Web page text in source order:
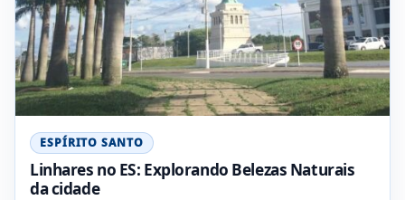
ESPÍRITO SANTO
Linhares no ES: Explorando Belezas Naturais
da cidade